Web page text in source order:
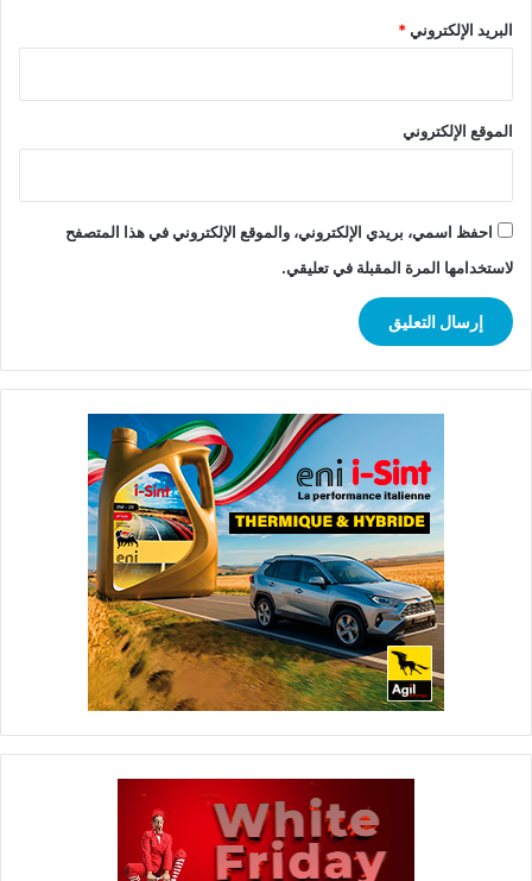
البريد الإلكتروني*
الموقع الإلكتروني
احفظ اسمي، بريدي الإلكتروني، والموقع الإلكتروني في هذا المتصفح
لاستخدامها المرة المقبلة في تعليقي.